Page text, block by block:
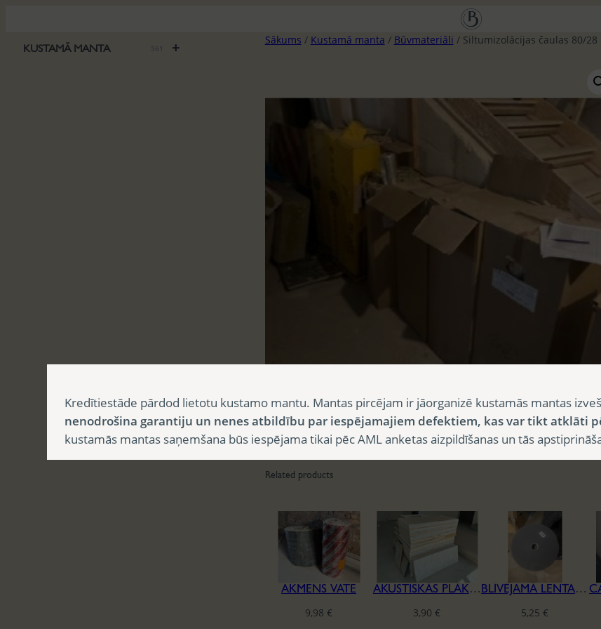
saturu
+
KUSTAMĀ MANTA
Sākums / Kustamā manta / Būvmateriāli / Siltumizolācijas čaulas 80/28
Related products
AKMENS VATE
9,98€
AKUSTISKĀS PLĀKSNES CEWOOD
3,90€
BLĪVĒJAMĀ LENTA REĢIPŠA KONSTRUKCIJĀM
5,25€
Kredītiestāde pārdod lietotu kustamo mantu. Mantas pircējam ir jāorganizē kustamās mantas
nenodrošina garantiju un nenes atbildību par iespējamajiem defektiem, kas var tikt atklāti
kustamās mantas saņemšana būs iespējama tikai pēc AML anketas aizpildīšanas un tās